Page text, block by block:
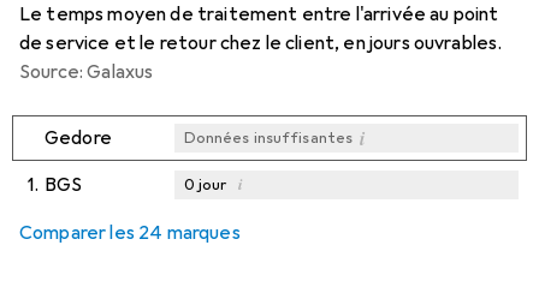
Le temps moyen de traitement entre l'arrivée au point
de service et le retour chez le client, en jours ouvrables.
Source: Galaxus
Gedore Données insuffisantes i
1. BGS 0jour i
Comparer les 24 marques